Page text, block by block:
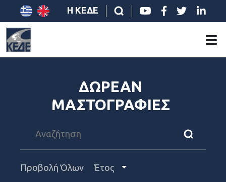
Η ΚΕΔΕ
ΔΩΡΕΑΝ
ΜΑΣΤΟΓΡΑΦΙΕΣ
Προβολή Όλων Έτος